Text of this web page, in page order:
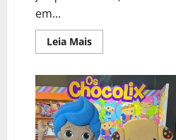
em...
Leia Mais